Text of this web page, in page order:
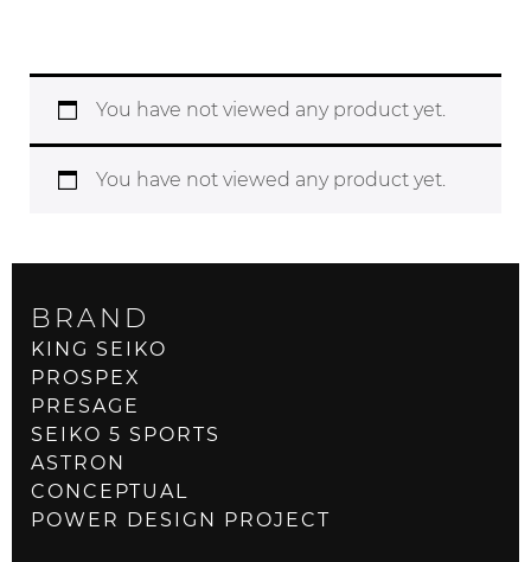
You have not viewed any product yet.
You have not viewed any product yet.
BRAND
KING SEIKO
PROSPEX
PRESAGE
SEIKO 5 SPORTS
ASTRON
CONCEPTUAL
POWER DESIGN PROJECT